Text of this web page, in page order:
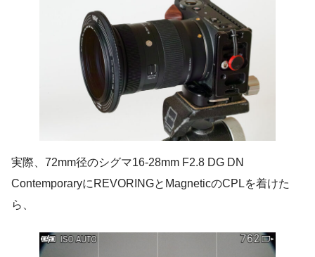
実際、72mm径のシグマ16-28mm F2.8 DG DN
ContemporaryにREVORINGとMagneticのCPLを着けた
ら、